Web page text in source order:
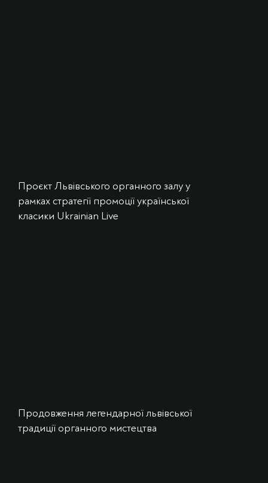
Проєкт Львівського органного залу у
рамках стратегії промоції української
класики Ukrainian Live
Продовження легендарної львівської
традиції органного мистецтва